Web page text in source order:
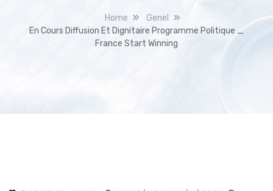
Home
Genel
En Cours Diffusion Et Dignitaire Programme Politique _
France Start Winning